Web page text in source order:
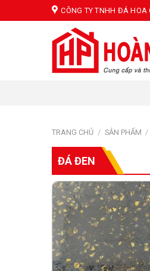
to
CÔNG TY TNHH ĐÁ HOA
TRANG CHỦ / SẢN PHẨM /
ĐÁ ĐEN